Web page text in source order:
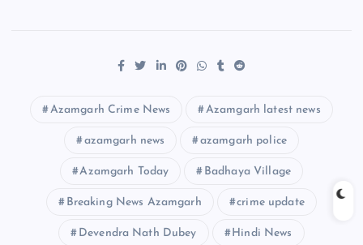
Azamgarh Crime News Azamgarh latest news
azamgarh news azamgarh police
Azamgarh Today Badhaya Village
Breaking News Azamgarh crime update
Devendra Nath Dubey Hindi News